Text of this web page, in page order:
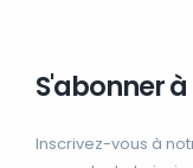
S'abonner
Inscrivez-vous à